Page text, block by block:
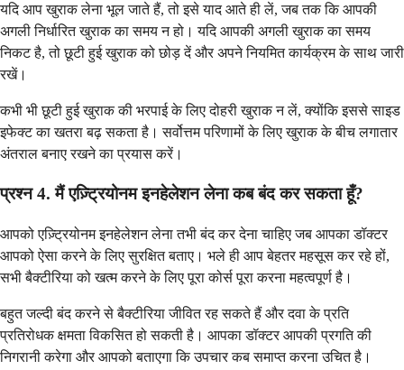
यदि आप खुराक लेना भूल जाते हैं, तो इसे याद आते ही लें, जब तक कि आपकी
अगली निर्धारित खुराक का समय न हो। यदि आपकी अगली खुराक का समय
निकट है, तो छूटी हुई खुराक को छोड़ दें और अपने नियमित कार्यक्रम के साथ जारी
रखें।
कभी भी छूटी हुई खुराक की भरपाई के लिए दोहरी खुराक न लें, क्योंकि इससे साइड
इफेक्ट का खतरा बढ़ सकता है। सर्वोत्तम परिणामों के लिए खुराक के बीच लगातार
अंतराल बनाए रखने का प्रयास करें।
प्रश्न 4. मैं एज़्ट्रियोनम इनहेलेशन लेना कब बंद कर सकता हूँ?
आपको एज़्ट्रियोनम इनहेलेशन लेना तभी बंद कर देना चाहिए जब आपका डॉक्टर
आपको ऐसा करने के लिए सुरक्षित बताए। भले ही आप बेहतर महसूस कर रहे हों,
सभी बैक्टीरिया को खत्म करने के लिए पूरा कोर्स पूरा करना महत्वपूर्ण है।
बहुत जल्दी बंद करने से बैक्टीरिया जीवित रह सकते हैं और दवा के प्रति
प्रतिरोधक क्षमता विकसित हो सकती है। आपका डॉक्टर आपकी प्रगति की
निगरानी करेगा और आपको बताएगा कि उपचार कब समाप्त करना उचित है।